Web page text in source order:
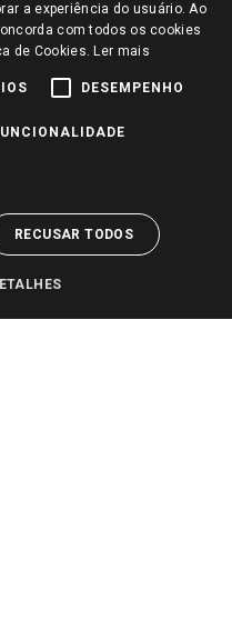
a experiência do usuário. Ao
com todos os cookies
de Cookies. Ler mais
DESEMPENHO
RECUSAR TODOS